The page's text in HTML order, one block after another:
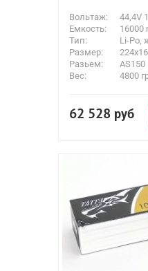
Вольтаж:
44,4V
Емкость:
16000
Тип:
Li-Po,
Размер:
Разьем:
AS150
Вес:
4800
62 528 руб